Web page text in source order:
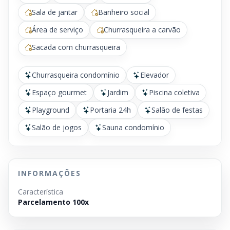
Sala de jantar
Banheiro social
Área de serviço
Churrasqueira a carvão
Sacada com churrasqueira
Churrasqueira condomínio
Elevador
Espaço gourmet
Jardim
Piscina coletiva
Playground
Portaria 24h
Salão de festas
Salão de jogos
Sauna condomínio
INFORMAÇÕES
Característica
Parcelamento 100x